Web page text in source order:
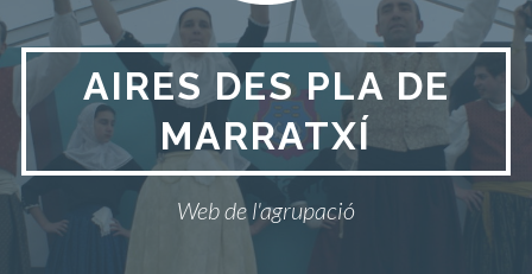
AIRES DES PLA DE
MARRATXÍ
Web de l'agrupació